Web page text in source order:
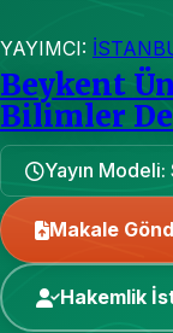
YAYIMCI:
Beykent
Bilimler
Yayın Modeli:
Makale
Hakemlik